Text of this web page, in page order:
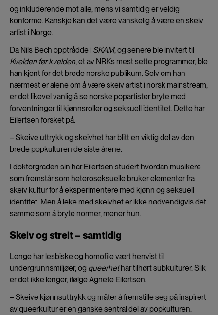
og inkluderende mot alle, mens vi samtidig er veldig
konforme. Kanskje kan det være vanskelig å være en skeiv
artist i Norge.
Da Nils Bech opptrådde i SKAM, og senere ble invitert til
Kvelden før kvelden, et av NRKs mest sette programmer, ble
han kjent for det brede norske publikum. Selv om han
nærmest er alene om å være skeiv artist i norsk mainstream,
er det likevel vanlig å se norske popartister bryte med
forventninger til kjønnsroller og seksuell identitet. Dette har
Eilertsen forsket på.
– Skeive uttrykk og skeivhet har blitt en viktig del av den
brede popkulturen de siste årene.
I doktorgraden sin har Eilertsen studert hvordan musikere
som fremstår som heteroseksuelle bruker elementer fra
skeiv kultur for å eksperimentere med kjønn og seksuell
identitet. Men å leke med skeivhet er ikke nødvendigvis det
samme som å bryte normer, mener hun.
Skeiv og streit – samtidig
Lenge har lesbiske og homofile vært henvist til
undergrunnsmiljøer, og queerhethar tilhørt subkulturer. Slik
er det ikke lenger, ifølge Agnete Eilertsen.
– Skeive kjønnsuttrykk og måter å fremstille seg på inspirert
av queerkultur er en ganske sentral del av popkulturen.